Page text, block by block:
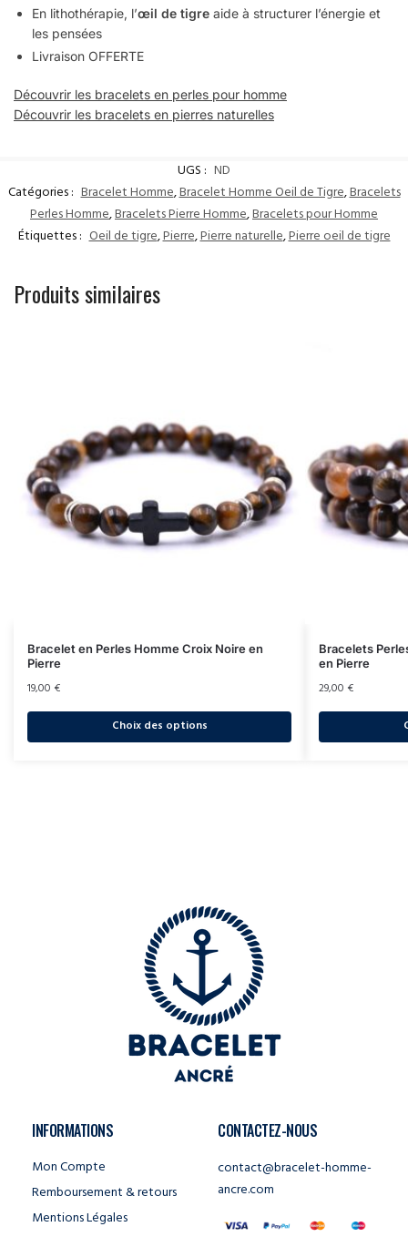
En lithothérapie, l’œil de tigre aide à structurer l’énergie et
les pensées
Livraison OFFERTE
Découvrir les bracelets en perles pour homme
Découvrir les bracelets en pierres naturelles
UGS : ND
Catégories : Bracelet Homme,Bracelet Homme Oeil de Tigre,Bracelets
Perles Homme,Bracelets Pierre Homme,Bracelets pour Homme
Étiquettes : Oeil de tigre,Pierre,Pierre naturelle,Pierre oeil de tigre
Produits similaires
Bracelet en Perles Homme Croix Noire en
Pierre
19,00 €
Choix des options
Bracelets
en Pierre
29,00 €
INFORMATIONS
Mon Compte
Remboursement & retours
Mentions Légales
CONTACTEZ-NOUS
contact@bracelet-homme-
ancre.com